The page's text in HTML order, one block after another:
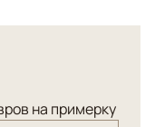
по нашему
узелков.
на примерку